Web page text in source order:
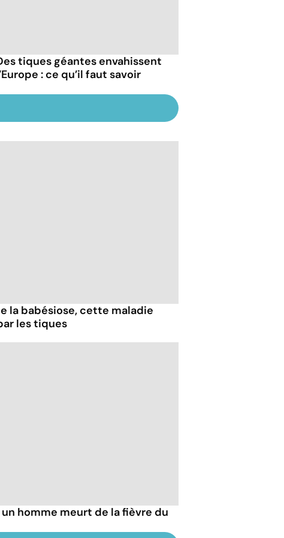
tiques géantes envahissent
: ce qu’il faut savoir
la babésiose, cette maladie
les tiques
homme meurt de la fièvre du